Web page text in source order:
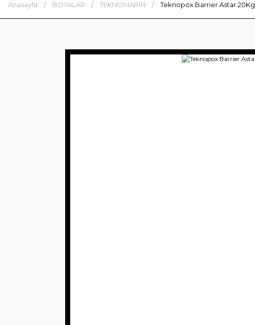
Anasayfa BOYALAR TEKNOMARİN Teknopox Barrier Astar 20Kg